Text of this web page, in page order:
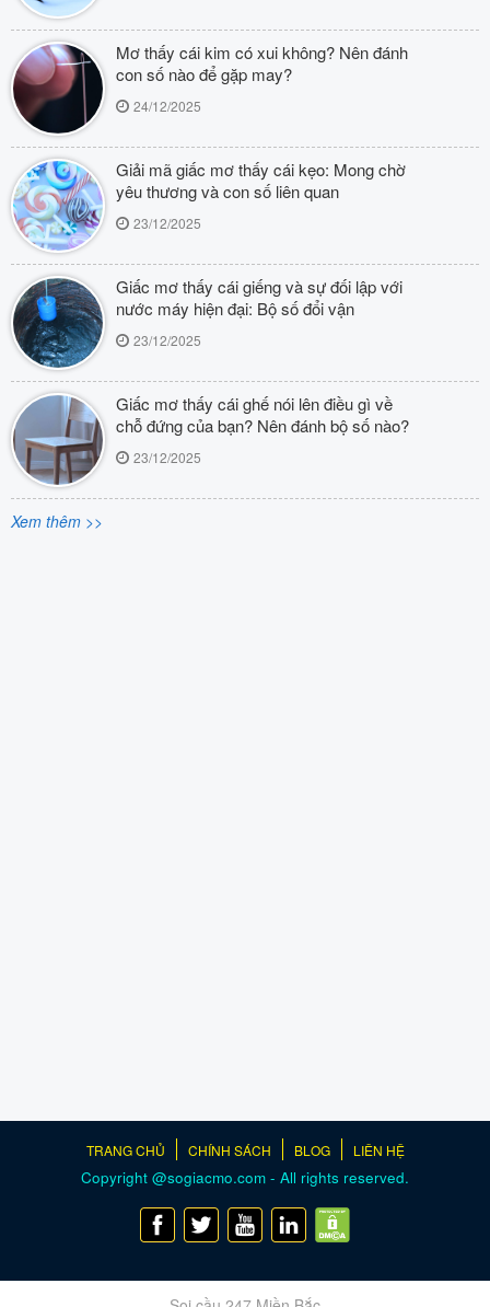
Mơ thấy cái kim có xui không? Nên đánh
con số nào để gặp may?
24/12/2025
Giải mã giấc mơ thấy cái kẹo: Mong chờ
yêu thương và con số liên quan
23/12/2025
Giấc mơ thấy cái giếng và sự đối lập với
nước máy hiện đại: Bộ số đổi vận
23/12/2025
Giấc mơ thấy cái ghế nói lên điều gì về
chỗ đứng của bạn? Nên đánh bộ số nào?
23/12/2025
Xem thêm >>
TRANG CHỦ CHÍNH SÁCH BLOG LIÊN HỆ
Copyright @sogiacmo.com - All rights reserved.